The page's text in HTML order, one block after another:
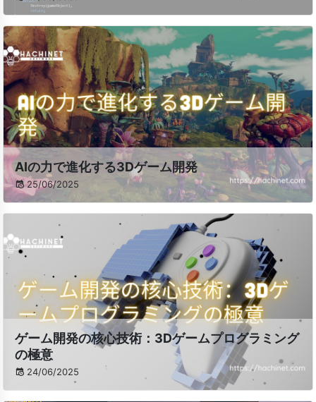
AIの力で進化する3Dゲーム開発
25/06/2025
ゲーム開発の核心技術：3Dゲームプログラミング
の極意
24/06/2025